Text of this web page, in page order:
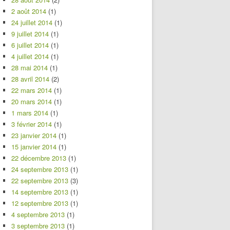
2 août 2014 (1)
24 juillet 2014 (1)
9 juillet 2014 (1)
6 juillet 2014 (1)
4 juillet 2014 (1)
28 mai 2014 (1)
28 avril 2014 (2)
22 mars 2014 (1)
20 mars 2014 (1)
1 mars 2014 (1)
3 février 2014 (1)
23 janvier 2014 (1)
15 janvier 2014 (1)
22 décembre 2013 (1)
24 septembre 2013 (1)
22 septembre 2013 (3)
14 septembre 2013 (1)
12 septembre 2013 (1)
4 septembre 2013 (1)
3 septembre 2013 (1)